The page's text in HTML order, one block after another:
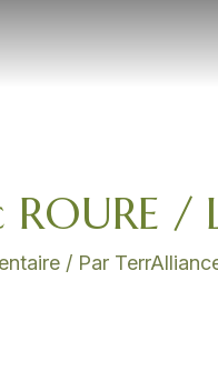
/
/ Par